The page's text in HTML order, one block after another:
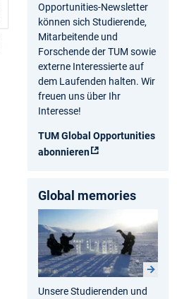
Opportunities-Newsletter
können sich Studierende,
Mitarbeitende und
Forschende der TUM sowie
externe Interessierte auf
dem Laufenden halten. Wir
freuen uns über Ihr
Interesse!
TUM Global Opportunities
abonnieren
Global memories
Unsere Studierenden und